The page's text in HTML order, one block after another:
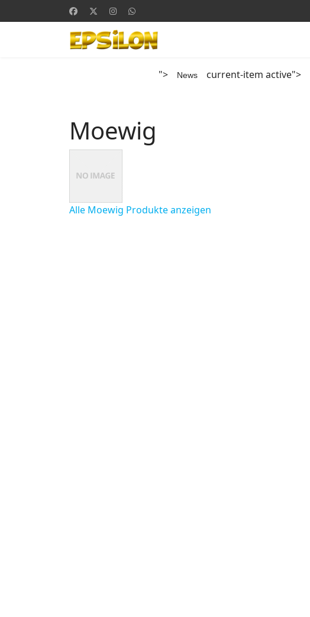
"> News current-item active">
Moewig
Alle Moewig Produkte anzeigen